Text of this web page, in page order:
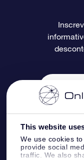
This website
We use cookies
provide social
traffic. We also
Avaliações
O cartão de
Presentes
Página
Um Milhão
OSR
Aplicativo RV
Informações
Política de
Constelações